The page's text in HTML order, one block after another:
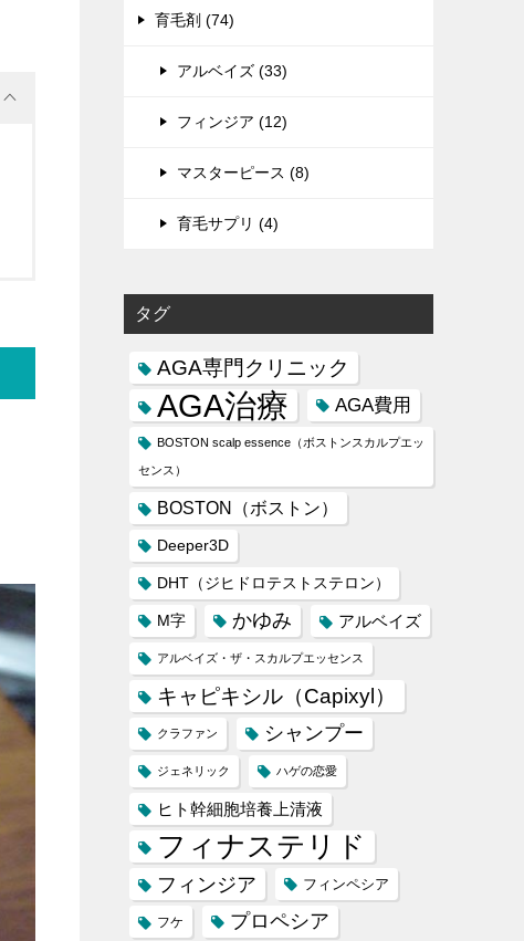
育毛剤 (74)
アルベイズ (33)
フィンジア (12)
マスターピース (8)
育毛サプリ (4)
タグ
AGA専門クリニック
AGA治療 AGA費用
BOSTON scalp essence（ボストンスカルプエッ
センス）
BOSTON（ボストン）
Deeper3D
DHT（ジヒドロテストステロン）
M字 かゆみ アルベイズ
アルベイズ・ザ・スカルプエッセンス
キャピキシル（Capixyl）
クラファン シャンプー
ジェネリック ハゲの恋愛
ヒト幹細胞培養上清液
フィナステリド
フィンジア フィンペシア
フケ プロペシア